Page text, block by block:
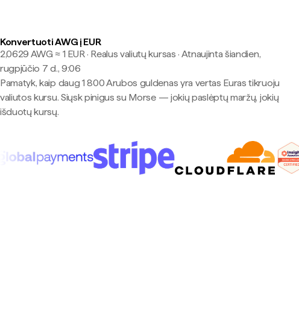
Konvertuoti AWG į EUR
2,0629 AWG ≈ 1 EUR · Realus valiutų kursas · Atnaujinta šiandien,
rugpjūčio 7 d., 9:06
Pamatyk, kaip daug 1 800 Arubos guldenas yra vertas Euras tikruoju
valiutos kursu. Siųsk pinigus su Morse — jokių paslėptų maržų, jokių
išduotų kursų.